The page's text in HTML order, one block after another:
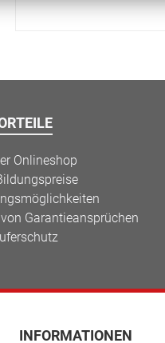
Onlineshop
Garantieansprüchen
INFORMATIONEN